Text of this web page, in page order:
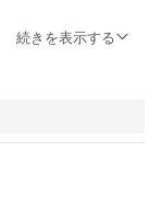
続きを表示する